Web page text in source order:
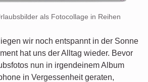
als Fotocollage in Reihen
wir noch entspannt in der Sonne
hat uns der Alltag wieder. Bevor
nun in irgendeinem Album
in Vergessenheit geraten,